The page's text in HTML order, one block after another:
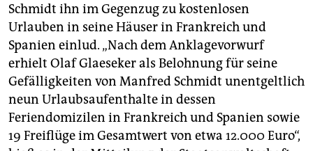
Schmidt ihn im Gegenzug zu kostenlosen
Urlauben in seine Häuser in Frankreich und
Spanien einlud. „Nach dem Anklagevorwurf
erhielt Olaf Glaeseker als Belohnung für seine
Gefälligkeiten von Manfred Schmidt unentgeltlich
neun Urlaubsaufenthalte in dessen
Feriendomizilen in Frankreich und Spanien sowie
19 Freiflüge im Gesamtwert von etwa 12.000 Euro“,